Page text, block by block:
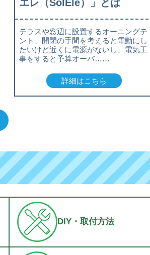
エレ（SolEle）」とは
テラスや窓辺に設置するオーニングテ
ント、開閉の手間を考えると電動にし
たいけど近くに電源がないし、電気工
事をすると予算オーバ……
詳細はこちら
DIY・取付方法